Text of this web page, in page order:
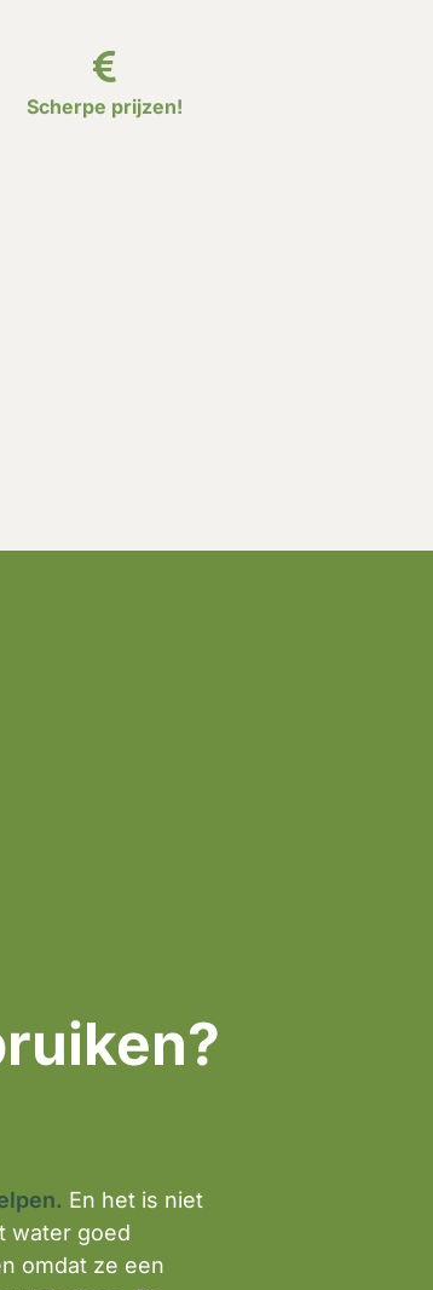
Scherpe prijzen!
En het is niet
water goed
omdat ze een